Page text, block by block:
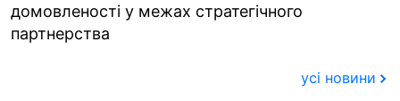
домовленості у межах стратегічного
партнерства
усі новини